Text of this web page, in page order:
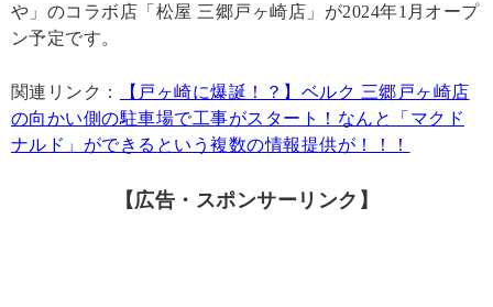
や」のコラボ店「松屋 三郷戸ヶ崎店」が2024年1月オープ
ン予定です。
関連リンク：
【戸ヶ崎に爆誕！？】ベルク 三郷戸ヶ崎店
の向かい側の駐車場で工事がスタート！なんと「マクド
ナルド」ができるという複数の情報提供が！！！
【広告・スポンサーリンク】